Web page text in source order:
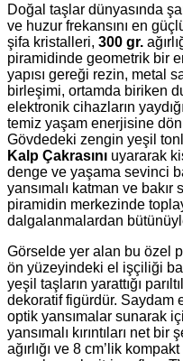
Doğal taşlar dünyasında
ve huzur frekansını en
şifa kristalleri, 300 gr.
piramidinde geometrik bir
yapısı gereği rezin, metal
birleşimi, ortamda biriken
elektronik cihazların
temiz yaşam enerjisine
Gövdedeki zengin yeşil
Kalp Çakrasını uyararak
denge ve yaşama sevinci
yansımalı katman ve
piramidin merkezinde
dalgalanmalardan
Görselde yer alan bu özel
ön yüzeyindeki el işçiliği
yeşil taşların yarattığı
dekoratif figürdür. Saydam
optik yansımalar sunarak
yansımalı kırıntıları net
ağırlığı ve 8 cm’lik